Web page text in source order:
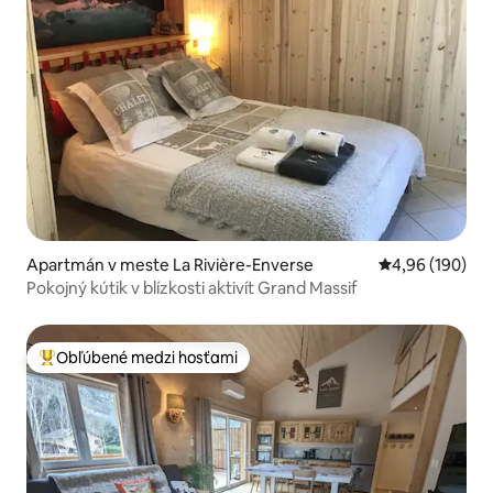
Apartmán v meste La Rivière-Enverse Priemerné
4,96 (190)
Pokojný kútik v blízkosti aktivít Grand Massif
Najobľúbenejšie medzi hosťami
Obľúbené medzi hosťami